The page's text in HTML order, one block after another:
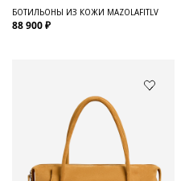
БОТИЛЬОНЫ ИЗ КОЖИ MAZOLAFITLV
88 900 ₽